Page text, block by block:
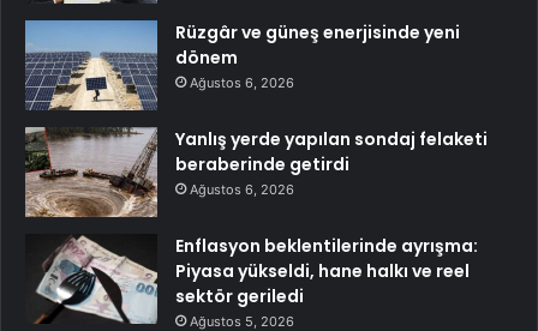
Rüzgâr ve güneş enerjisinde yeni
dönem
Ağustos 6, 2026
Yanlış yerde yapılan sondaj felaketi
beraberinde getirdi
Ağustos 6, 2026
Enflasyon beklentilerinde ayrışma:
Piyasa yükseldi, hane halkı ve reel
sektör geriledi
Ağustos 5, 2026